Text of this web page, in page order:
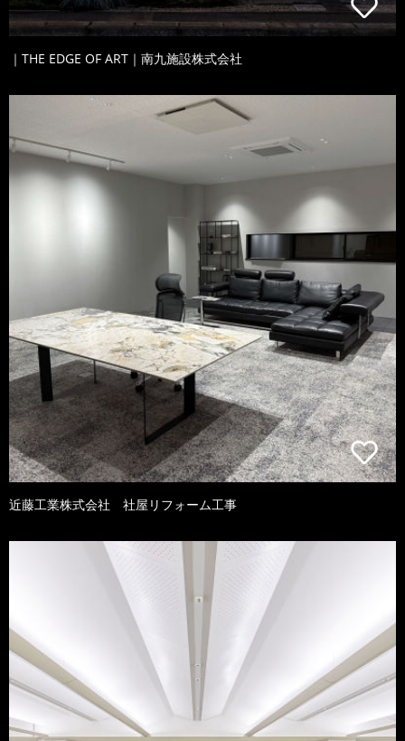
｜THE EDGE OF ART｜南九施設株式会社
近藤工業株式会社 社屋リフォーム工事